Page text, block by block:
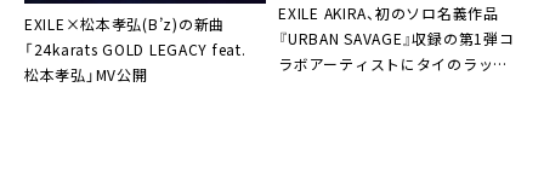
EXILE×松本孝弘(B’z)の新曲
「24karats GOLD LEGACY feat.
松本孝弘」MV公開
EXILE AKIRA、初のソロ名義作品
『URBAN SAVAGE』収録の第1弾コ
ラボアーティストにタイのラッパ